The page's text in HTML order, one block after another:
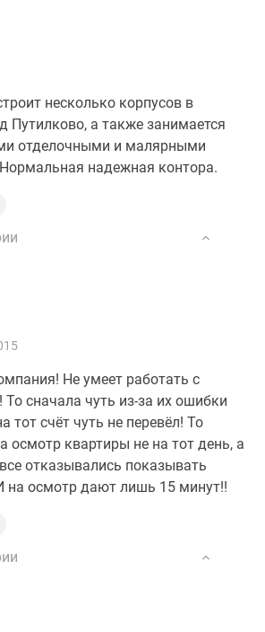
несколько корпусов в
Путилково, а также занимается
отделочными и малярными
надежная контора.
Не умеет работать с
То сначала чуть из-за их ошибки
тот счёт чуть не перевёл! То
осмотр квартиры не на тот день, а
отказывались показывать
на осмотр дают лишь 15 минут!!